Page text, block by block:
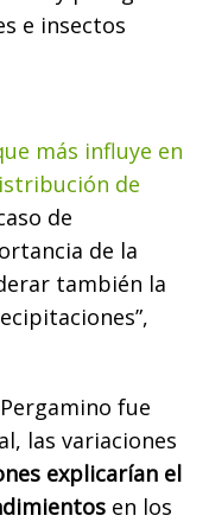
e insectos
más influye en
de
de
de la
también la
fue
las variaciones
explicarían el
en los